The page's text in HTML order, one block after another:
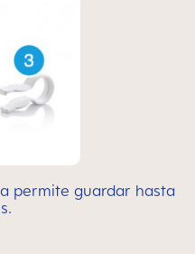
permite guardar hasta